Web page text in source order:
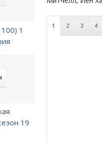
1 2 3 4
1
19